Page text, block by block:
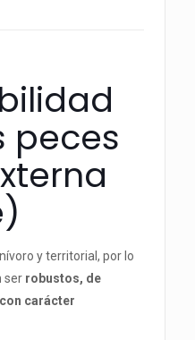
peces
y territorial, por lo
ser robustos, de
carácter